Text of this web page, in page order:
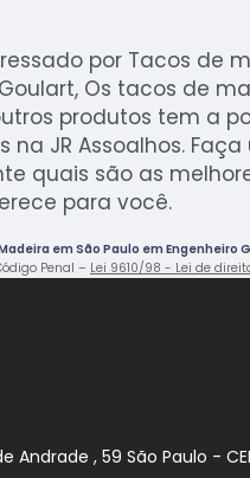
por Tacos de
Os tacos de
produtos tem a
na JR Assoalhos.
quais são as
para você.
em São Paulo em Engenheiro
Penal – Lei 9610/98 - Lei de
Andrade , 59 São Paulo -